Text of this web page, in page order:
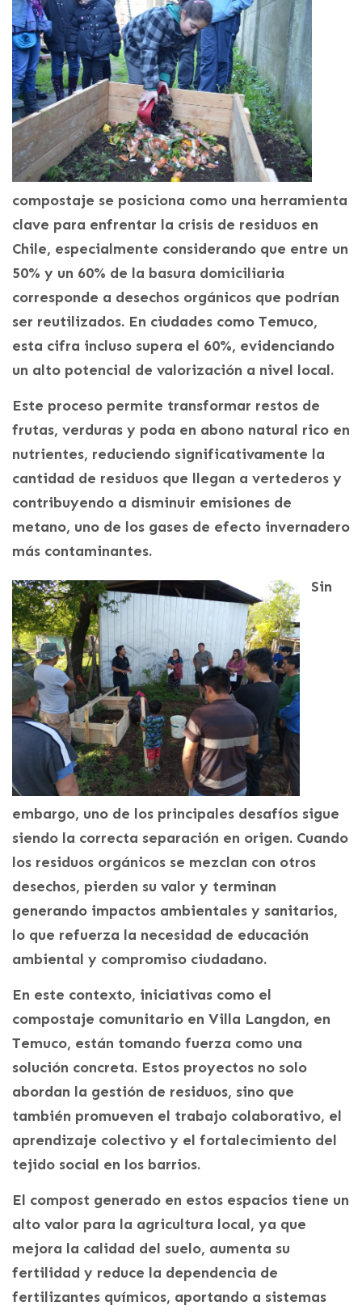
compostaje se posiciona como una herramienta
clave para enfrentar la crisis de residuos en
Chile, especialmente considerando que entre un
50% y un 60% de la basura domiciliaria
corresponde a desechos orgánicos que podrían
ser reutilizados. En ciudades como Temuco,
esta cifra incluso supera el 60%, evidenciando
un alto potencial de valorización a nivel local.
Este proceso permite transformar restos de
frutas, verduras y poda en abono natural rico en
nutrientes, reduciendo significativamente la
cantidad de residuos que llegan a vertederos y
contribuyendo a disminuir emisiones de
metano, uno de los gases de efecto invernadero
más contaminantes.
Sin
embargo, uno de los principales desafíos sigue
siendo la correcta separación en origen. Cuando
los residuos orgánicos se mezclan con otros
desechos, pierden su valor y terminan
generando impactos ambientales y sanitarios,
lo que refuerza la necesidad de educación
ambiental y compromiso ciudadano.
En este contexto, iniciativas como el
compostaje comunitario en Villa Langdon, en
Temuco, están tomando fuerza como una
solución concreta. Estos proyectos no solo
abordan la gestión de residuos, sino que
también promueven el trabajo colaborativo, el
aprendizaje colectivo y el fortalecimiento del
tejido social en los barrios.
El compost generado en estos espacios tiene un
alto valor para la agricultura local, ya que
mejora la calidad del suelo, aumenta su
fertilidad y reduce la dependencia de
fertilizantes químicos, aportando a sistemas